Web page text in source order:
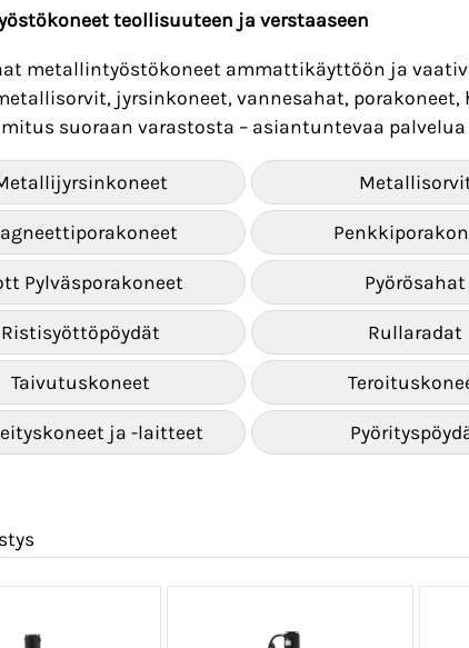
teollisuuteen ja verstaaseen
metallintyöstökoneet ammattikäyttöön ja
jyrsinkoneet, vannesahat,
suoraan varastosta – asiantuntevaa
Pylväsporakoneet Pyörösahat
Ristisyöttöpöydät Rullaradat
Taivutuskoneet
ja -laitteet